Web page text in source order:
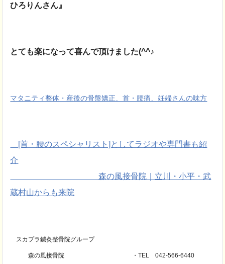
ひろりんさん』
とても楽になって喜んで頂けました(^^♪
マタニティ整体・産後の骨盤矯正、首・腰痛、妊婦さんの味方
[首・腰のスペシャリスト]としてラジオや専門書も紹
介
森の風接骨院｜立川・小平・武
蔵村山からも来院
スカプラ鍼灸整骨院グループ
森の風接骨院 ・TEL 042-566-6440